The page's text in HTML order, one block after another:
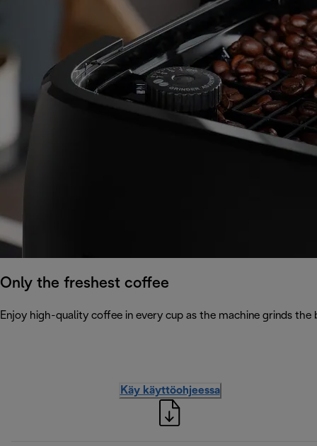
Only the freshest coffee
Enjoy high-quality coffee in every cup as the machine grinds
Käy käyttöohjeessa